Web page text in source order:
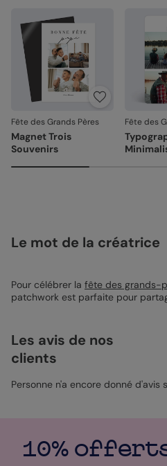
Fête des Grands Pères
Magnet Trois
Souvenirs
Fête des
Le mot de la créatrice
Pour célébrer la fête des grands-
patchwork est parfaite pour
rassembler des moments passés
ensemble. Le message “Bonne
personnelle et chaleureuse, idéal
façon. Simple à créer, libre de le
Les avis de nos
clients
Personne n'a encore donné d'avis
10%